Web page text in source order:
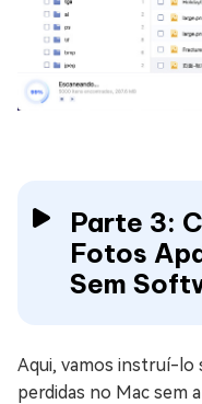
Parte 3:
Fotos
Sem
Aqui, vamos instruí-
perdidas no Mac sem